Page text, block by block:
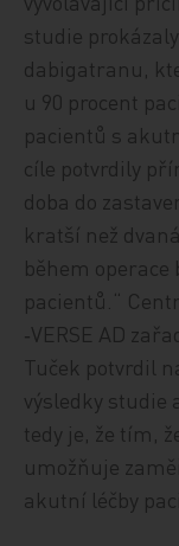
studie
dabigatranu,
u 90 procent
pacientů s
cíle potvrdily
doba do
kratší než
během operace
pacientů.“
‑VERSE AD
Tuček potvrdil
výsledky studie
tedy je, že tím,
umožňuje
akutní léčby